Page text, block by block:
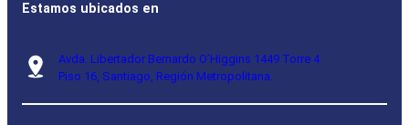
Estamos ubicados en
Avda. Libertador Bernardo O’Higgins 1449 Torre 4
Piso 16, Santiago, Región Metropolitana.